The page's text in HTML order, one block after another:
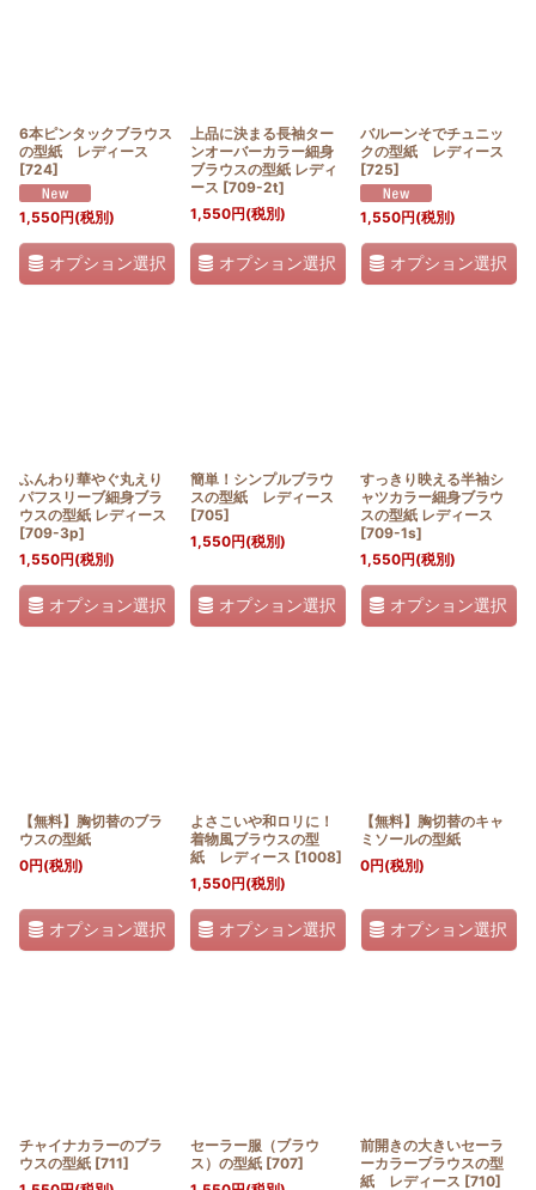
6本ピンタックブラウス
の型紙 レディース
[724]
1,550円(税別)
オプション選択
上品に決まる長袖ター
ンオーバーカラー細身
ブラウスの型紙 レディ
ース [709-2t]
1,550円(税別)
オプション選択
バルーンそでチュニッ
クの型紙 レディース
[725]
1,550円(税別)
オプション選択
ふんわり華やぐ丸えり
パフスリーブ細身ブラ
ウスの型紙 レディース
[709-3p]
1,550円(税別)
オプション選択
簡単！シンプルブラウ
スの型紙 レディース
[705]
1,550円(税別)
オプション選択
すっきり映える半袖シ
ャツカラー細身ブラウ
スの型紙 レディース
[709-1s]
1,550円(税別)
オプション選択
【無料】胸切替のブラ
ウスの型紙
0円(税別)
オプション選択
よさこいや和ロリに！
着物風ブラウスの型
紙 レディース [1008]
1,550円(税別)
オプション選択
【無料】胸切替のキャ
ミソールの型紙
0円(税別)
オプション選択
チャイナカラーのブラ
ウスの型紙 [711]
セーラー服（ブラウ
ス）の型紙 [707]
前開きの大きいセーラ
ーカラーブラウスの型
紙 レディース [710]